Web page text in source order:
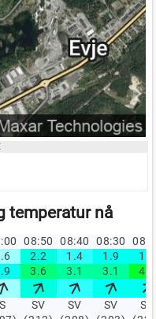
temperatur nå
08:50 08:40 08:30
2.2 1.4 1.9
1.9
3.6 3.1 3.1 4.7
S
SV
SV
SV
SV